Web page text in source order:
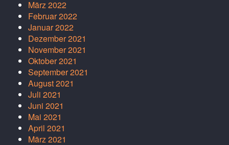
März 2022
Februar 2022
Januar 2022
Dezember 2021
November 2021
Oktober 2021
September 2021
August 2021
Juli 2021
Juni 2021
Mai 2021
April 2021
März 2021